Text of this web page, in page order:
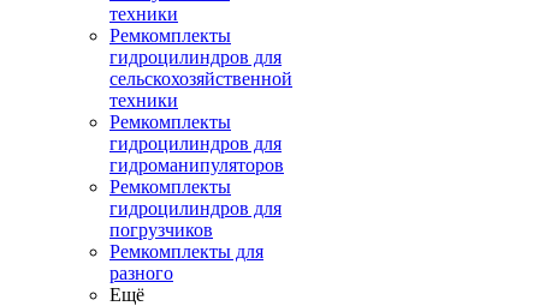
техники
Ремкомплекты
гидроцилиндров для
сельскохозяйственной
техники
Ремкомплекты
гидроцилиндров для
гидроманипуляторов
Ремкомплекты
гидроцилиндров для
погрузчиков
Ремкомплекты для
разного
Ещё